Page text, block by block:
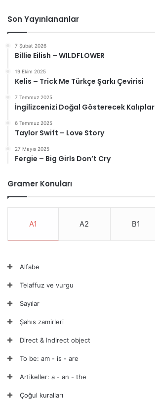
Son Yayınlananlar
7 Şubat 2026
Billie Eilish – WILDFLOWER
19 Ekim 2025
Kelis – Trick Me Türkçe Şarkı Çevirisi
7 Temmuz 2025
İngilizcenizi Doğal Gösterecek Kalıplar
6 Temmuz 2025
Taylor Swift – Love Story
27 Mayıs 2025
Fergie – Big Girls Don’t Cry
Gramer Konuları
A1 A2 B1
Alfabe
Telaffuz ve vurgu
Sayılar
Şahıs zamirleri
Direct & Indirect object
To be: am - is - are
Artikeller: a - an - the
Çoğul kuralları